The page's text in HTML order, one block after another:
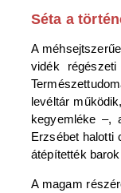
Séta a
A
vidék
levéltár
kegyemléke –,
Erzsébet halotti
átépítették
A magam